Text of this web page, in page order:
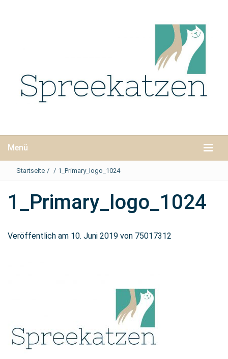
Menü
Startseite / / 1_Primary_logo_1024
1_Primary_logo_1024
Veröffentlich am 10. Juni 2019 von 75017312